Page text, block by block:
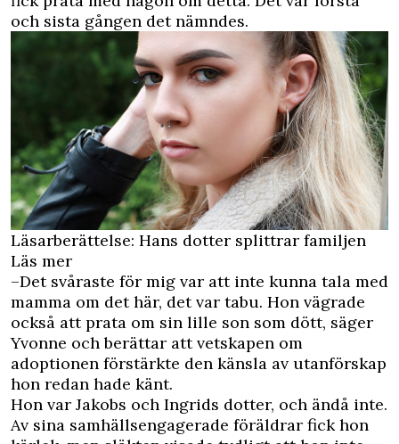
och sista gången det nämndes.
Läsarberättelse: Hans dotter splittrar familjen
Läs mer
–Det svåraste för mig var att inte kunna tala med
mamma om det här, det var tabu. Hon vägrade
också att prata om sin lille son som dött, säger
Yvonne och berättar att vetskapen om
adoptionen förstärkte den känsla av utanförskap
hon redan hade känt.
Hon var Jakobs och Ingrids dotter, och ändå inte.
Av sina samhällsengagerade föräldrar fick hon